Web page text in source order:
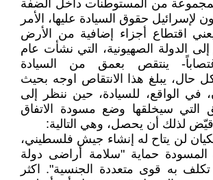
من المستوطنات داخل الضفة
لإسرائيل حقوق السيادة عليها، الأمر
اقتطاع أجزاء إضافية من الأرض
الدولة الصهيونية، التي نشأت عام
واغتصاباً- ينتقص بعمق من السيادة
حال، يبلغ هذا الانتقاص اوجه بحيث
في الواقع، للسيادة، حين ننظر إلى
التي سيخلقها وضع مسودة الاتفاق
قيّض لذلك أن يحصل، وهي التالية:
لن يتاح له إنشاء جيش فلسطيني،
حماية "سلامة أراضى دولة
به قوى متعددة الجنسية". اكثر